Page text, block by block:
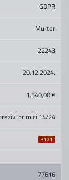
GDPR
Murter
22243
20.12.2024.
1.540,00 €
primici 14/24
3121
77616